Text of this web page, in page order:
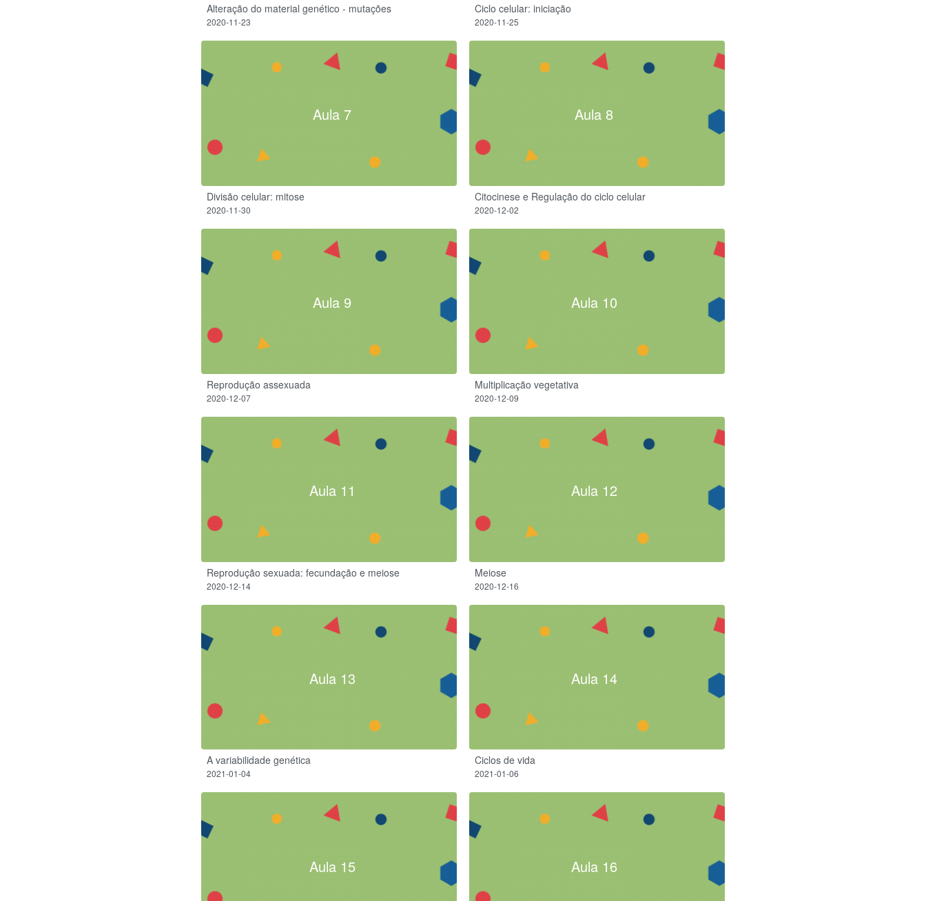
Alteração do material genético - mutações
2020-11-23
Ciclo celular: iniciação
2020-11-25
Aula 7
Divisão celular: mitose
2020-11-30
Aula 8
Citocinese e Regulação do ciclo celular
2020-12-02
Aula 9
Reprodução assexuada
2020-12-07
Aula 10
Multiplicação vegetativa
2020-12-09
Aula 11
Reprodução sexuada: fecundação e meiose
2020-12-14
Aula 12
Meiose
2020-12-16
Aula 13
A variabilidade genética
2021-01-04
Aula 14
Ciclos de vida
2021-01-06
Aula 15 Aula 16